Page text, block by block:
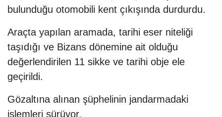
bulunduğu otomobili kent çıkışında durdurdu.
Araçta yapılan aramada, tarihi eser niteliği
taşıdığı ve Bizans dönemine ait olduğu
değerlendirilen 11 sikke ve tarihi obje ele
geçirildi.
Gözaltına alınan şüphelinin jandarmadaki
işlemleri sürüyor.